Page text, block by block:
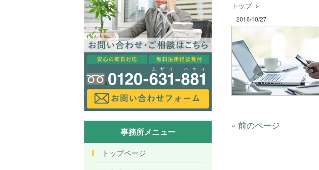
トップ
2016/10/27
« 前のページ
事務所メニュー
トップページ